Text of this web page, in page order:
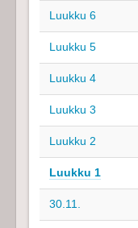
Luukku 6
Luukku 5
Luukku 4
Luukku 3
Luukku 2
Luukku 1
30.11.